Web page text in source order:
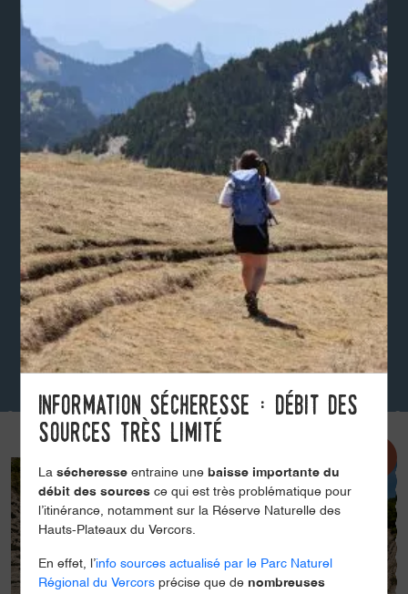
Information sécheresse : débit des
sources très limité
Lasécheresse entraine une baisse importante du
débit des sources ce qui est très problématique pour
l’itinérance, notamment sur la Réserve Naturelle des
Hauts-Plateaux du Vercors.
En effet, l’info sources actualisé par le Parc Naturel
Régional du Vercors précise que de nombreuses